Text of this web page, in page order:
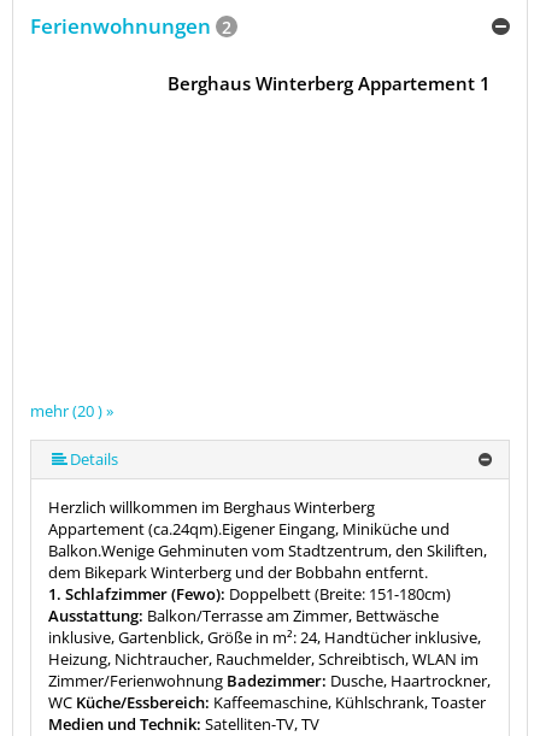
Ferienwohnungen 2
mehr (20 ) »
mehr (20 ) »
mehr (20 ) »
mehr (20 ) »
mehr (20 ) »
mehr (20 ) »
mehr (20 ) »
mehr (20 ) »
mehr (20 ) »
mehr (20 ) »
mehr (20 ) »
mehr (20 ) »
mehr (20 ) »
mehr (20 ) »
mehr (20 ) »
mehr (20 ) »
mehr (20 ) »
Berghaus Winterberg Appartement 1
Details
Herzlich willkommen im Berghaus Winterberg
Appartement (ca.24qm).Eigener Eingang, Miniküche und
Balkon.Wenige Gehminuten vom Stadtzentrum, den Skiliften,
dem Bikepark Winterberg und der Bobbahn entfernt.
1. Schlafzimmer (Fewo): Doppelbett (Breite: 151-180cm)
Ausstattung: Balkon/Terrasse am Zimmer, Bettwäsche
inklusive, Gartenblick, Größe in m²: 24, Handtücher inklusive,
Heizung, Nichtraucher, Rauchmelder, Schreibtisch, WLAN im
Zimmer/Ferienwohnung Badezimmer: Dusche, Haartrockner,
WC Küche/Essbereich: Kaffeemaschine, Kühlschrank, Toaster
Medien und Technik: Satelliten-TV, TV